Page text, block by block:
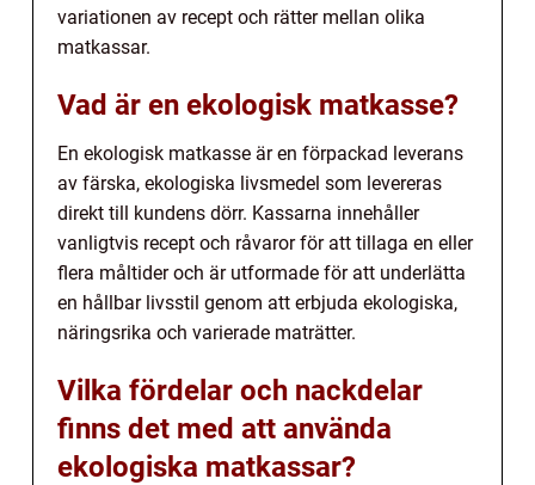
variationen av recept och rätter mellan olika
matkassar.
Vad är en ekologisk matkasse?
En ekologisk matkasse är en förpackad leverans
av färska, ekologiska livsmedel som levereras
direkt till kundens dörr. Kassarna innehåller
vanligtvis recept och råvaror för att tillaga en eller
flera måltider och är utformade för att underlätta
en hållbar livsstil genom att erbjuda ekologiska,
näringsrika och varierade maträtter.
Vilka fördelar och nackdelar
finns det med att använda
ekologiska matkassar?